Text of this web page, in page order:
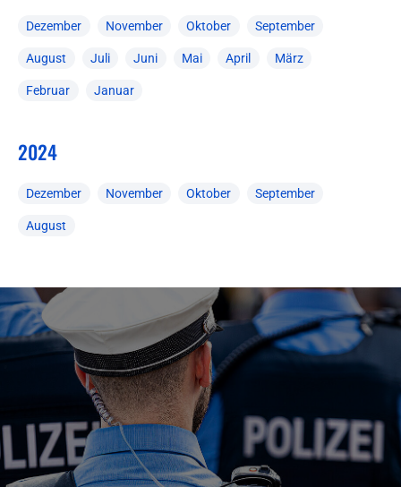
Dezember November Oktober September
August Juli Juni Mai April März
Februar Januar
2024
Dezember November Oktober September
August